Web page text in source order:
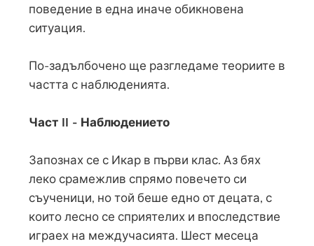
поведение в една иначе обикновена
ситуация.
По-задълбочено ще разгледаме теориите в
частта с наблюденията.
Част II - Наблюдението
Запознах се с Икар в първи клас. Аз бях
леко срамежлив спрямо повечето си
съученици, но той беше едно от децата, с
които лесно се сприятелих и впоследствие
играех на междучасията. Шест месеца